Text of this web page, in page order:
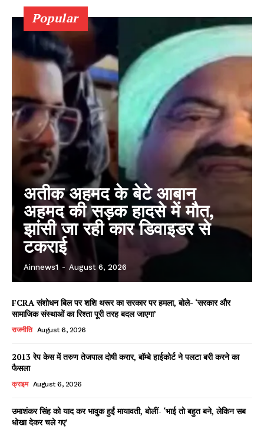
Popular
अतीक अहमद के बेटे आबान
अहमद की सड़क हादसे में मौत,
झांसी जा रही कार डिवाइडर से
टकराई
Ainnews1 - August 6, 2026
FCRA संशोधन बिल पर शशि थरूर का सरकार पर हमला, बोले- ‘सरकार और
सामाजिक संस्थाओं का रिश्ता पूरी तरह बदल जाएगा’
राजनीति August 6, 2026
2013 रेप केस में तरुण तेजपाल दोषी करार, बॉम्बे हाईकोर्ट ने पलटा बरी करने का
फैसला
क्राइम August 6, 2026
उमाशंकर सिंह को याद कर भावुक हुईं मायावती, बोलीं- ‘भाई तो बहुत बने, लेकिन सब
धोखा देकर चले गए’